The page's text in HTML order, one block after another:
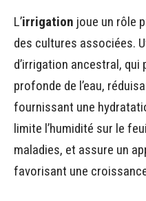
L’irrigation joue un rôle
des cultures associées.
d’irrigation ancestral,
profonde de l’eau,
fournissant une
limite l’humidité sur le
maladies, et assure un
favorisant une